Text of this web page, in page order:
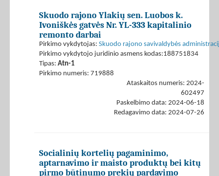
Skuodo rajono Ylakių sen. Luobos k.
Ivoniškės gatvės Nr. YL-333 kapitalinio
remonto darbai
Pirkimo vykdytojas: Skuodo rajono savivaldybės
Pirkimo vykdytojo juridinio asmens kodas:188751834
Tipas: Atn-1
Pirkimo numeris: 719888
Ataskaitos numeris: 2024-
602497
Paskelbimo data: 2024-06-18
Redagavimo data: 2024-07-26
Socialinių kortelių pagaminimo,
aptarnavimo ir maisto produktų bei kitų
pirmo būtinumo prekių pardavimo